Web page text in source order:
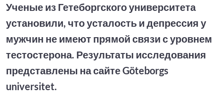
Ученые из Гетеборгского университета
установили, что усталость и депрессия у
мужчин не имеют прямой связи с уровнем
тестостерона. Результаты исследования
представлены на сайте Göteborgs
universitet.